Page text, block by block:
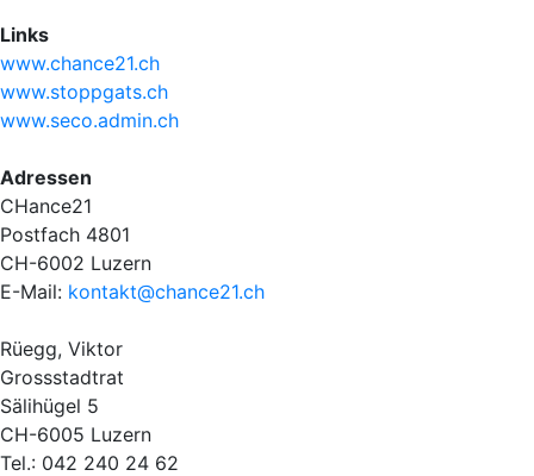
Links
www.chance21.ch
www.stoppgats.ch
www.seco.admin.ch
Adressen
CHance21
Postfach 4801
CH-6002 Luzern
E-Mail: kontakt@chance21.ch
Rüegg, Viktor
Grossstadtrat
Sälihügel 5
CH-6005 Luzern
Tel.: 042 240 24 62